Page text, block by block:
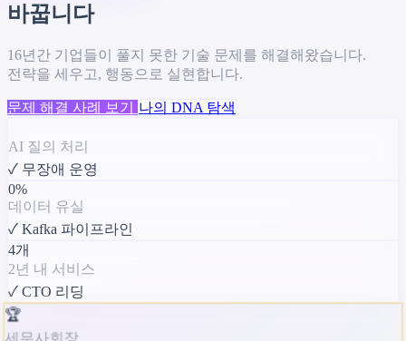
바꿉니다
16년간 기업들이 풀지 못한 기술 문제를 해결해왔습니다.
전략을 세우고, 행동으로 실현합니다.
문제 해결 사례 보기
나의 DNA 탐색
AI 질의 처리
✓ 무장애 운영
0%
데이터 유실
✓ Kafka 파이프라인
4개
2년 내 서비스
✓ CTO 리딩
🏆
세무사회장